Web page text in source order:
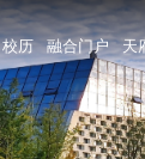
校历 融合门户 天